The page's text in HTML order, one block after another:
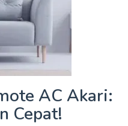
AC Akari:
Cepat!